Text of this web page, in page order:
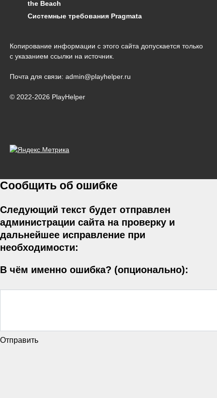
the Beach
Системные требования Pragmata
Копирование информации с этого сайта допускается только
с указанием ссылки на источник.
Почта для связи: admin@playhelper.ru
© 2022-2026 PlayHelper
Сообщить об ошибке
Следующий текст будет отправлен
администрации сайта на проверку и
дальнейшее исправление при
необходимости:
В чём именно ошибка? (опционально):
Отправить